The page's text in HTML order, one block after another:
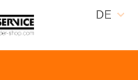
DE